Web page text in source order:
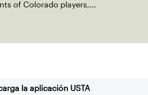
of Colorado players,
la aplicación USTA